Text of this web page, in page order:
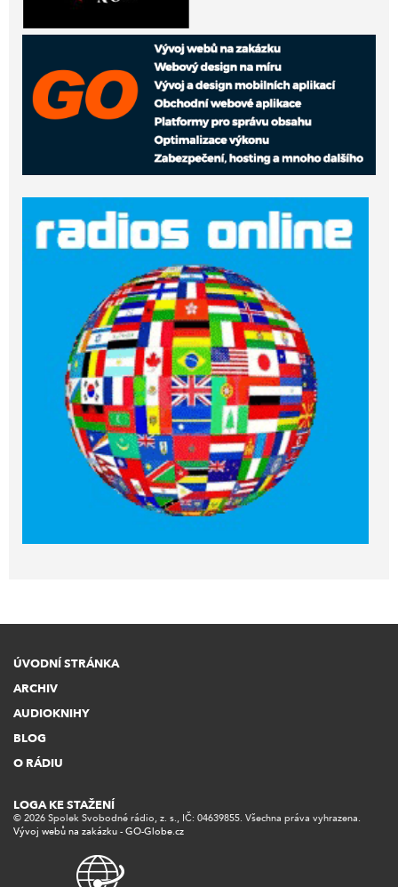
ÚVODNÍ STRÁNKA
ARCHIV
AUDIOKNIHY
BLOG
O RÁDIU
© 2026 Spolek Svobodné rádio, z. s., IČ: 04639855. Všechna práva vyhrazena.
Vývoj webů na zakázku - GO-Globe.cz
LOGA KE STAŽENÍ